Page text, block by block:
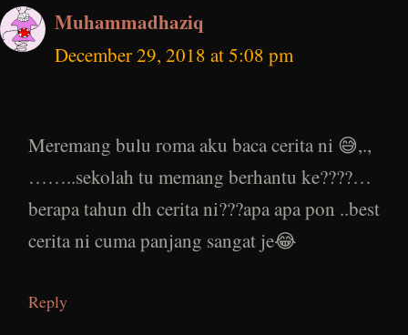
Muhammadhaziq
December 29, 2018 at 5:08 pm
Meremang bulu roma aku baca cerita ni 😅,.,
……..sekolah tu memang berhantu ke????…
berapa tahun dh cerita ni???apa apa pon ..best
cerita ni cuma panjang sangat je😂
Reply